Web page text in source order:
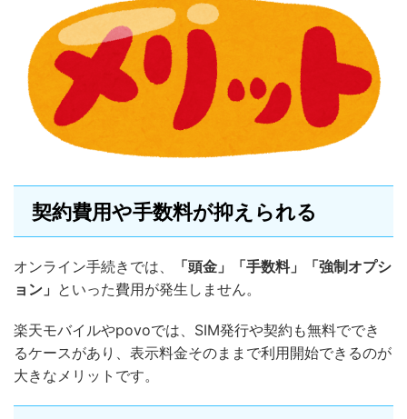
契約費用や手数料が抑えられる
オンライン手続きでは、
「頭金」「手数料」「強制オプシ
ョン」 といった費用が発生しません。
楽天モバイルやpovoでは、SIM発行や契約も無料ででき
るケースがあり、表示料金そのままで利用開始できるのが
大きなメリットです。